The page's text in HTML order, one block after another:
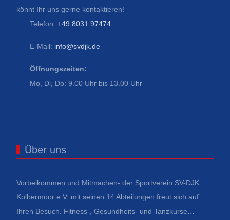
könnt Ihr uns gerne kontaktieren!
Telefon: +49 8031 97474
E-Mail: info@svdjk.de
Öffnungszeiten:
Mo, Di, Do: 9.00 Uhr bis 13.00 Uhr
Über uns
Vorbeikommen und Mitmachen- der Sportverein SV-DJK
Kolbermoor e.V. mit seinen 14 Abteilungen freut sich auf
Ihren Besuch. Fitness-, Gesundheits- und Tanzkurse…